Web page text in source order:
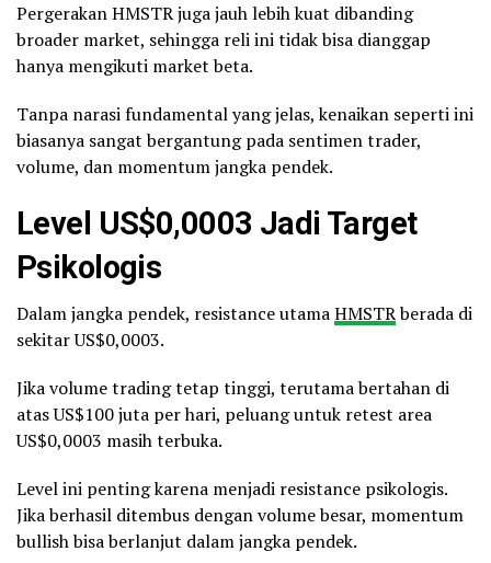
Pergerakan HMSTR juga jauh lebih kuat dibanding
broader market, sehingga reli ini tidak bisa dianggap
hanya mengikuti market beta.
Tanpa narasi fundamental yang jelas, kenaikan seperti ini
biasanya sangat bergantung pada sentimen trader,
volume, dan momentum jangka pendek.
Level US$0,0003 Jadi Target
Psikologis
Dalam jangka pendek, resistance utamaHMSTRberada di
sekitar US$0,0003.
Jika volume trading tetap tinggi, terutama bertahan di
atas US$100 juta per hari, peluang untuk retest area
US$0,0003 masih terbuka.
Level ini penting karena menjadi resistance psikologis.
Jika berhasil ditembus dengan volume besar, momentum
bullish bisa berlanjut dalam jangka pendek.